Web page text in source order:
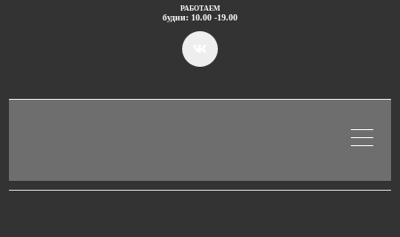
РАБОТАЕМ
будни: 10.00 -19.00